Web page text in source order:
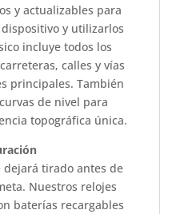
y actualizables para
y utilizarlos
incluye todos los
calles y vías
principales. También
de nivel para
topográfica única.
dejará tirado antes de
Nuestros relojes
baterías recargables